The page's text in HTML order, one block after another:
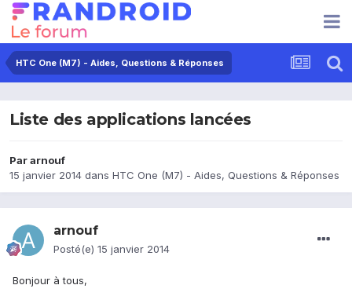
HTC One (M7) - Aides, Questions & Réponses
Liste des applications lancées
Pararnouf
15 janvier 2014 dans HTC One (M7) - Aides, Questions & Réponses
arnouf
Posté(e) 15 janvier 2014
Bonjour à tous,